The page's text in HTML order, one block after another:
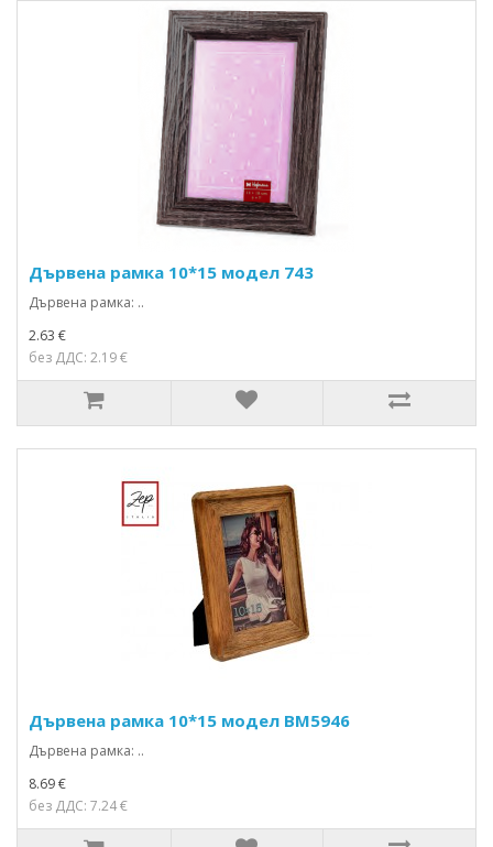
Дървена рамка 10*15 модел 743
Дървена рамка: ..
2.63 €
без ДДС: 2.19 €
Дървена рамка 10*15 модел BM5946
Дървена рамка: ..
8.69 €
без ДДС: 7.24 €